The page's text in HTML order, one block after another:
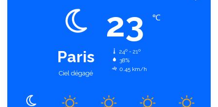
Paris
Ciel dégagé
23 ℃
24º - 21º
38%
0.45 km/h